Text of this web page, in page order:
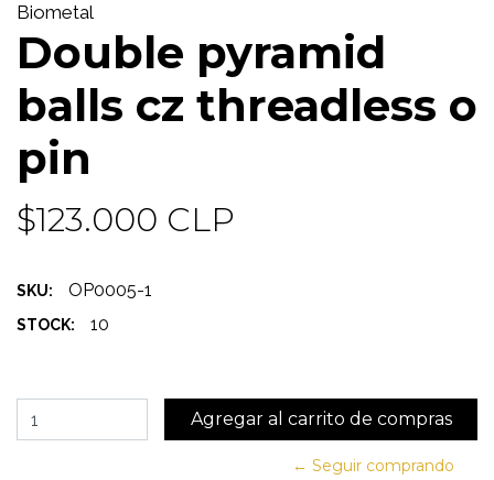
Biometal
Double pyramid
balls cz threadless o
pin
$123.000 CLP
SKU: OP0005-1
STOCK: 10
← Seguir comprando